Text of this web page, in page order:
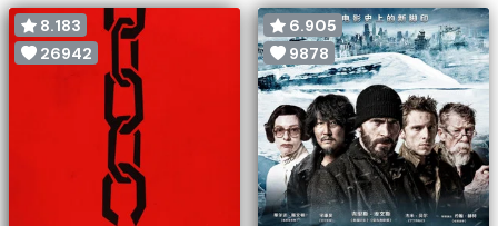
8.183
26942
6.905
9878